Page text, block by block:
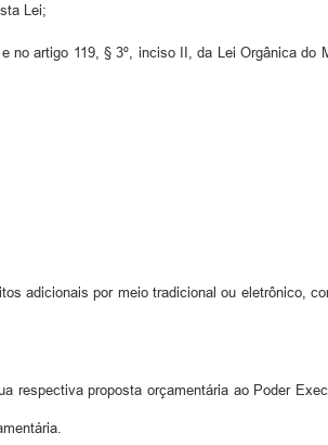
Lei;
no artigo 119, § 3º, inciso II, da Lei Orgânica do
adicionais por meio tradicional ou eletrônico,
respectiva proposta orçamentária ao Poder